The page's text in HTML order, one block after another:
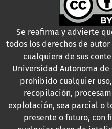
Se reafirma y advierte
todos los derechos de
cualquiera de sus
Universidad Autonoma
prohibido cualquier
recopilación,
explotación, sea parcial o
presente o futuro, con